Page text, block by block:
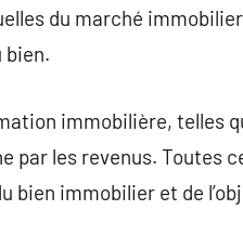
du marché
bien.
immobilière, telles
par les revenus. Toutes
immobilier et de